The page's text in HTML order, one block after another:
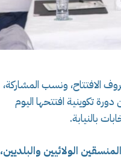
الافتتاح، ونسب المشاركة،
دورة تكوينية افتتحها اليوم
بالنيابة.
الولائيين والبلديين،